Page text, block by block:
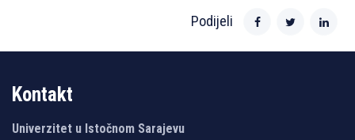
Podijeli
Kontakt
Univerzitet u Istočnom Sarajevu